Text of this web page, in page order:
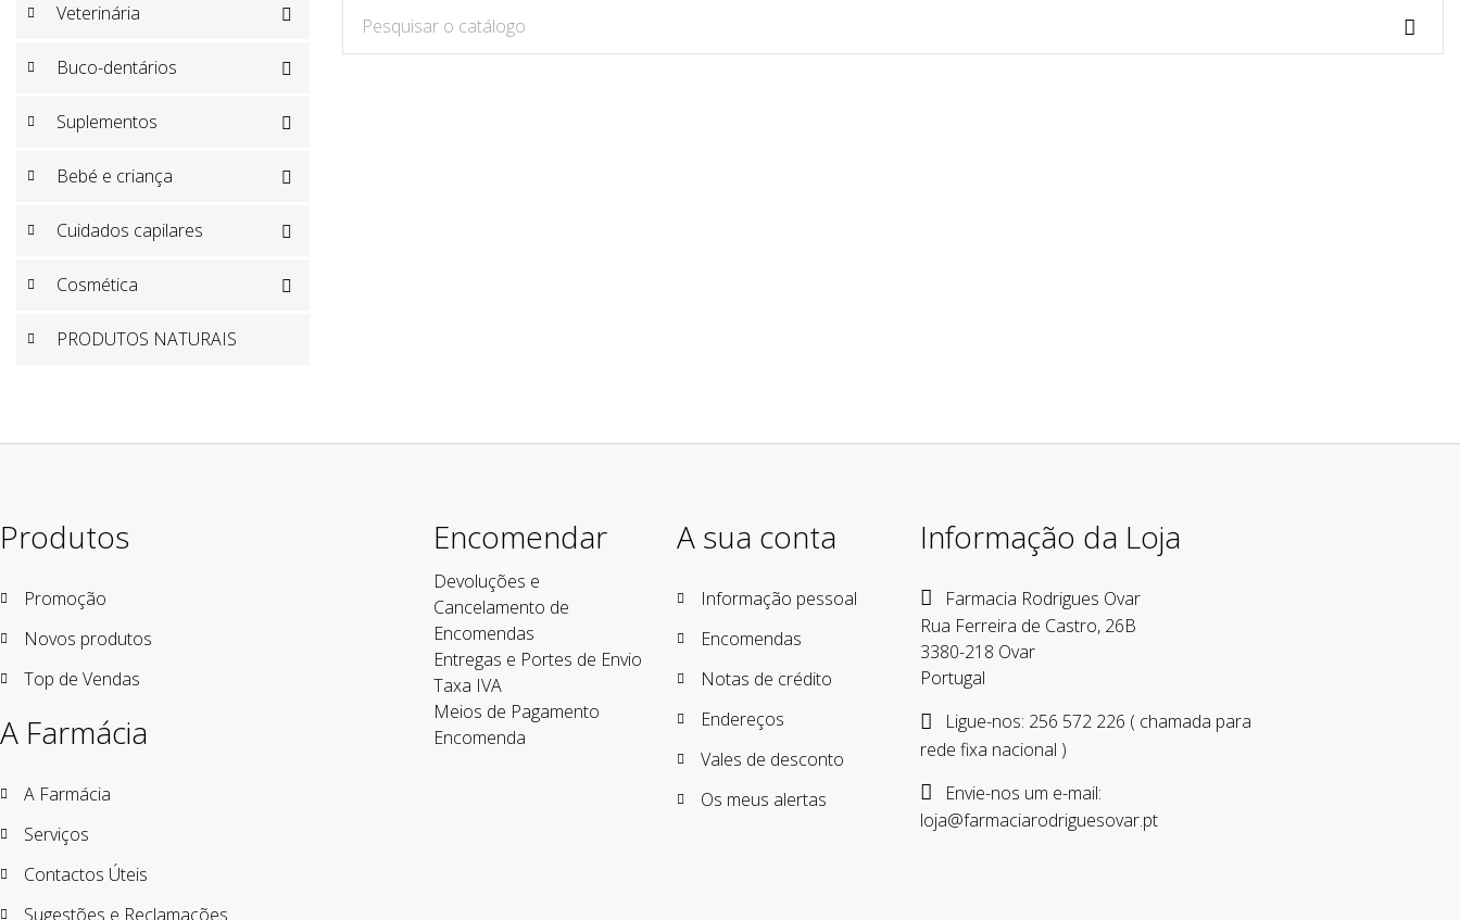
Veterinária 
Buco-dentários 
Suplementos 
Bebé e criança 
Cuidados capilares 
Cosmética 
PRODUTOS NATURAIS

Produtos
Promoção
Novos produtos
Top de Vendas
A Farmácia
A Farmácia
Serviços
Contactos Úteis
Sugestões e Reclamações
Encomendar
Devoluções e
Cancelamento de
Encomendas
Entregas e Portes de Envio
Taxa IVA
Meios de Pagamento
Encomenda
A sua conta
Informação pessoal
Encomendas
Notas de crédito
Endereços
Vales de desconto
Os meus alertas
Informação da Loja
Farmacia Rodrigues Ovar
Rua Ferreira de Castro, 26B
3380-218 Ovar
Portugal
Ligue-nos: 256 572 226 ( chamada para
rede fixa nacional )
Envie-nos um e-mail:
loja@farmaciarodriguesovar.pt